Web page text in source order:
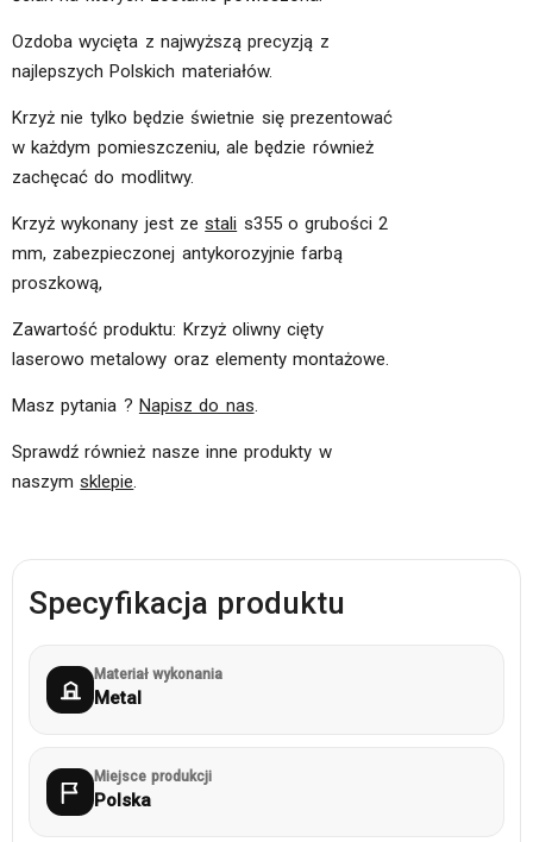
Ozdoba wycięta z najwyższą precyzją z
najlepszych Polskich materiałów.
Krzyż nie tylko będzie świetnie się prezentować
w każdym pomieszczeniu, ale będzie również
zachęcać do modlitwy.
Krzyż wykonany jest zestali s355 o grubości 2
mm, zabezpieczonej antykorozyjnie farbą
proszkową,
Zawartość produktu: Krzyż oliwny cięty
laserowo metalowy oraz elementy montażowe.
Masz pytania ? Napisz do nas.
Sprawdź również nasze inne produkty w
naszymsklepie.
Specyfikacja produktu
Materiał wykonania
Metal
Miejsce produkcji
Polska